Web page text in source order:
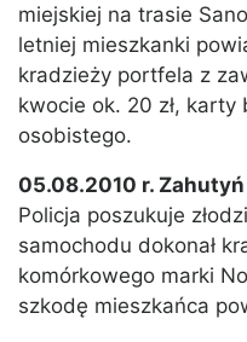
miejskiej na trasie
letniej mieszkanki
kradzieży portfela z
kwocie ok. 20 zł,
osobistego.
05.08.2010 r. Zahutyń
Policja poszukuje
samochodu dokonał
komórkowego marki
szkodę mieszkańca